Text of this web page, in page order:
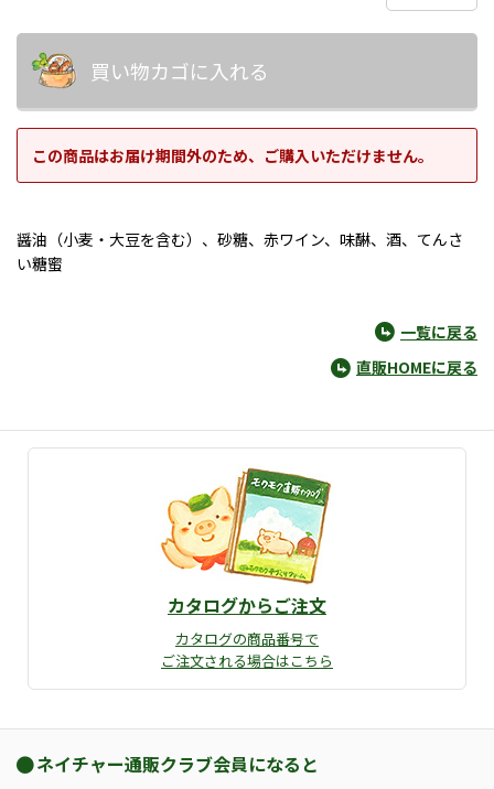
買い物カゴに入れる
この商品はお届け期間外のため、ご購入いただけません。
醤油（小麦・大豆を含む）、砂糖、赤ワイン、味醂、酒、てんさ
い糖蜜
一覧に戻る
直販HOMEに戻る
カタログからご注文
カタログの商品番号で
ご注文される場合はこちら
ネイチャー通販クラブ会員になると